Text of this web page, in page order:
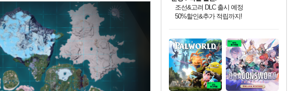
최대 90% 할인가를 만나보세요!
네이버혜택과 함께 만나보세요!
마블 히어로 총 출동&화려한 격투!
네이버 포인트 혜택까지!
이니&베니 혜택까지!
네이버 혜택가와 함께 예약하세요!
할인&네이버혜택으로 만나보세요!
네이버페이 혜택과 만나보세요!
40주년 프로모션으로 만나보세요!
할인가에 만나보세요!
일부 에디션 상시 할인!
혜택으로 예약 판매 중
편안하게 충전하세요